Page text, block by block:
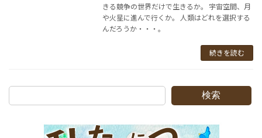
きる競争の世界だけで生きるか。 宇宙空間、月
や火星に進んで行くか。 人類はどれを選択する
んだろうか・・・。
続きを読む
検索